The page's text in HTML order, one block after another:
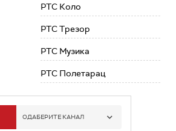
РТС Коло
РТС Трезор
РТС Музика
РТС Полетарац
ОДАБЕРИТЕ КАНАЛ